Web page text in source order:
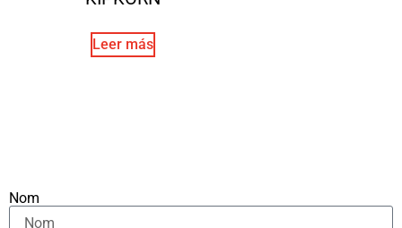
Leer más
Nom